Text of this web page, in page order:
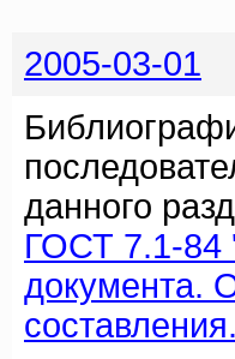
2005-03-01
данного
ГОСТ 7.1-84
документа.